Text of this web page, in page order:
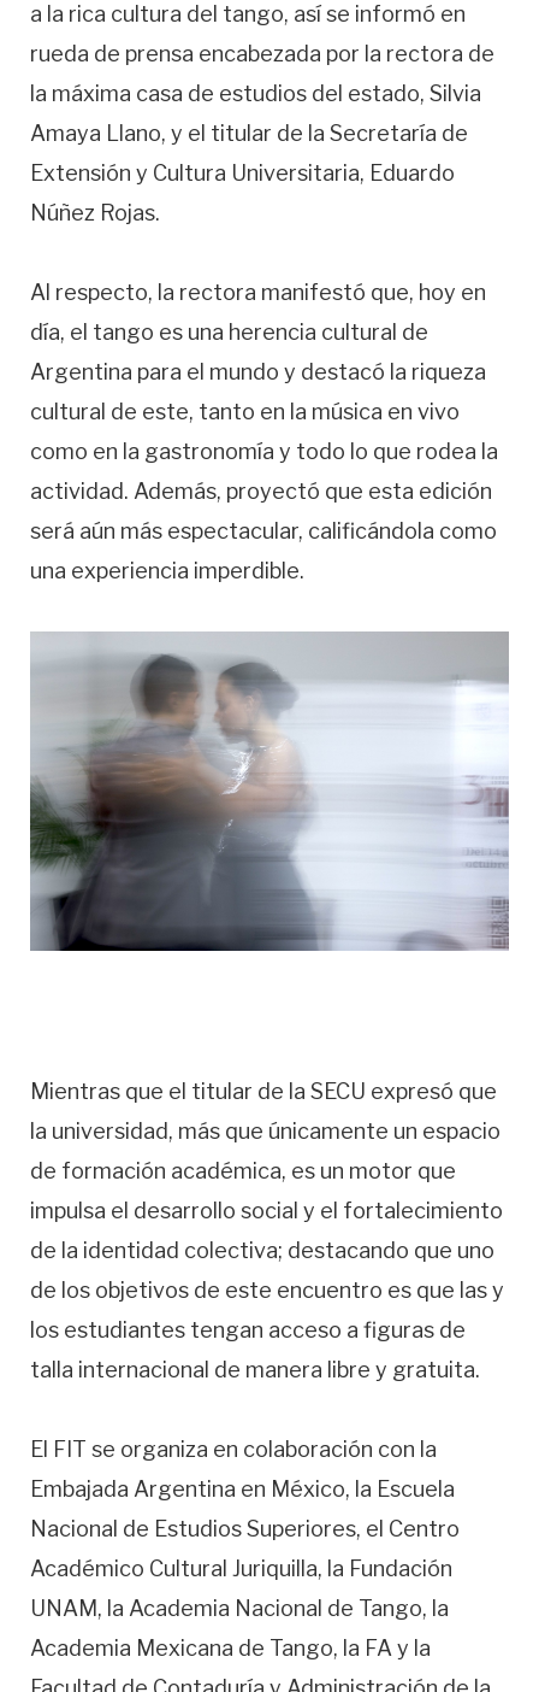
a la rica cultura del tango, así se informó en
rueda de prensa encabezada por la rectora de
la máxima casa de estudios del estado, Silvia
Amaya Llano, y el titular de la Secretaría de
Extensión y Cultura Universitaria, Eduardo
Núñez Rojas.
Al respecto, la rectora manifestó que, hoy en
día, el tango es una herencia cultural de
Argentina para el mundo y destacó la riqueza
cultural de este, tanto en la música en vivo
como en la gastronomía y todo lo que rodea la
actividad. Además, proyectó que esta edición
será aún más espectacular, calificándola como
una experiencia imperdible.
Mientras que el titular de la SECU expresó que
la universidad, más que únicamente un espacio
de formación académica, es un motor que
impulsa el desarrollo social y el fortalecimiento
de la identidad colectiva; destacando que uno
de los objetivos de este encuentro es que las y
los estudiantes tengan acceso a figuras de
talla internacional de manera libre y gratuita.
El FIT se organiza en colaboración con la
Embajada Argentina en México, la Escuela
Nacional de Estudios Superiores, el Centro
Académico Cultural Juriquilla, la Fundación
UNAM, la Academia Nacional de Tango, la
Academia Mexicana de Tango, la FA y la